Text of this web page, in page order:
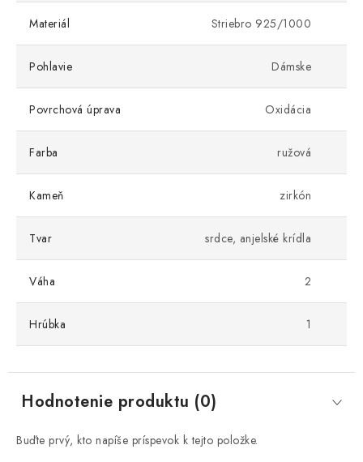
Materiál Striebro 925/1000
Pohlavie Dámske
Povrchová úprava Oxidácia
Farba ružová
Kameň zirkón
Tvar srdce, anjelské krídla
Váha 2
Hrúbka 1
Hodnotenie produktu (0)
Buďte prvý, kto napíše príspevok k tejto položke.